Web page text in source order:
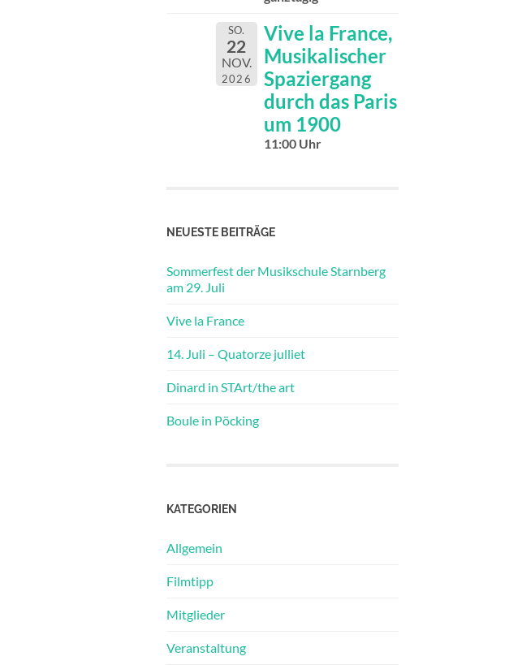
SO.
22
NOV.
2026
Vive la France,
Musikalischer
Spaziergang
durch das Paris
um 1900
11:00 Uhr
NEUESTE BEITRÄGE
Sommerfest der Musikschule Starnberg
am 29. Juli
Vive la France
14. Juli – Quatorze julliet
Dinard in STArt/the art
Boule in Pöcking
KATEGORIEN
Allgemein
Filmtipp
Mitglieder
Veranstaltung